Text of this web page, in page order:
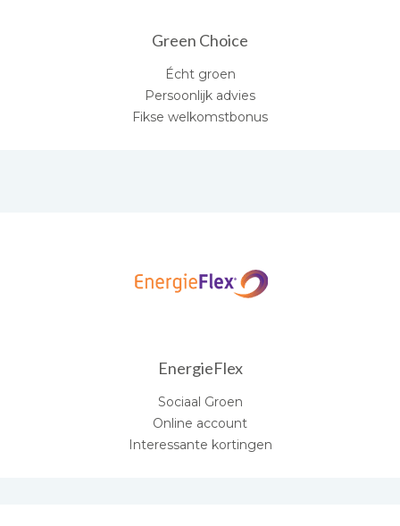
Green Choice
Écht groen
Persoonlijk advies
Fikse welkomstbonus
EnergieFlex
Sociaal Groen
Online account
Interessante kortingen